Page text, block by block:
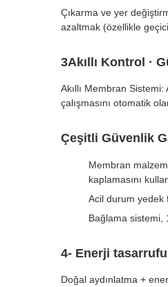
Çıkarma ve yer
azaltmak (özellikle
3Akıllı Kontrol ·
Akıllı Membran Sistemi:
çalışmasını otomatik
Çeşitli Güvenlik
Membran
kaplamasını
Acil durum yedek
Bağlama sistemi,
4- Enerji
Doğal aydınlatma +